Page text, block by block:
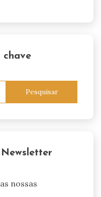
chave
nossas